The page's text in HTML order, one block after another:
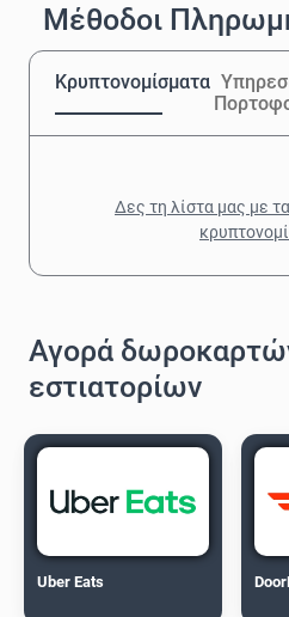
Μέθοδοι
Κρυπτονομίσματα
Δες τη λίστα μας με
Αγορά
εστιατορίων
Uber Eats